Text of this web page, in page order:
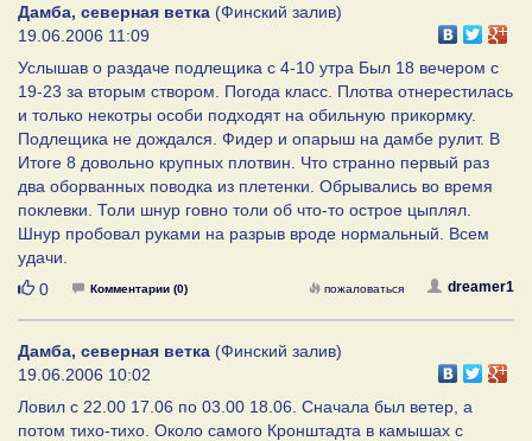
Дамба, северная ветка (Финский залив)
19.06.2006 11:09
Услышав о раздаче подлещика с 4-10 утра Был 18 вечером с
19-23 за вторым створом. Погода класс. Плотва отнерестилась
и только некотры особи подходят на обильную прикормку.
Подлещика не дождался. Фидер и опарыш на дамбе рулит. В
Итоге 8 довольно крупных плотвин. Что странно первый раз
два оборванных поводка из плетенки. Обрывались во время
поклевки. Толи шнур говно толи об что-то острое цыплял.
Шнур пробовал руками на разрыв вроде нормальный. Всем
удачи.
Нравится
0 Комментарии (0) dreamer1
пожаловаться
Дамба, северная ветка (Финский залив)
19.06.2006 10:02
Ловил с 22.00 17.06 по 03.00 18.06. Сначала был ветер, а
потом тихо-тихо. Около самого Кронштадта в камышах с